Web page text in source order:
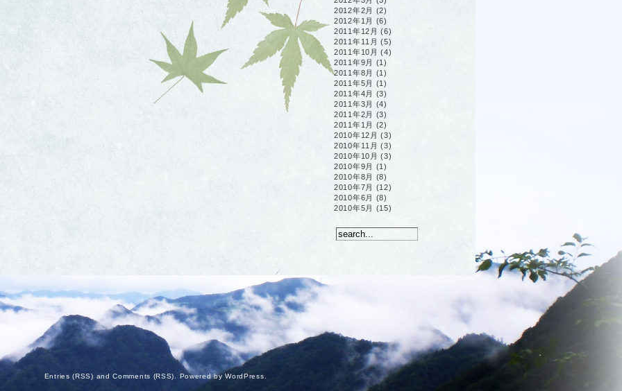
2012年2月 (2)
2012年1月 (6)
2011年12月 (6)
2011年11月 (5)
2011年10月 (4)
2011年9月 (1)
2011年8月 (1)
2011年5月 (1)
2011年4月 (3)
2011年3月 (4)
2011年2月 (3)
2011年1月 (2)
2010年12月 (3)
2010年11月 (3)
2010年10月 (3)
2010年9月 (1)
2010年8月 (8)
2010年7月 (12)
2010年6月 (8)
2010年5月 (15)
Entries (RSS) andComments (RSS) . Powered byWordPress